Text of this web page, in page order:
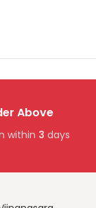
Above
within 3 days